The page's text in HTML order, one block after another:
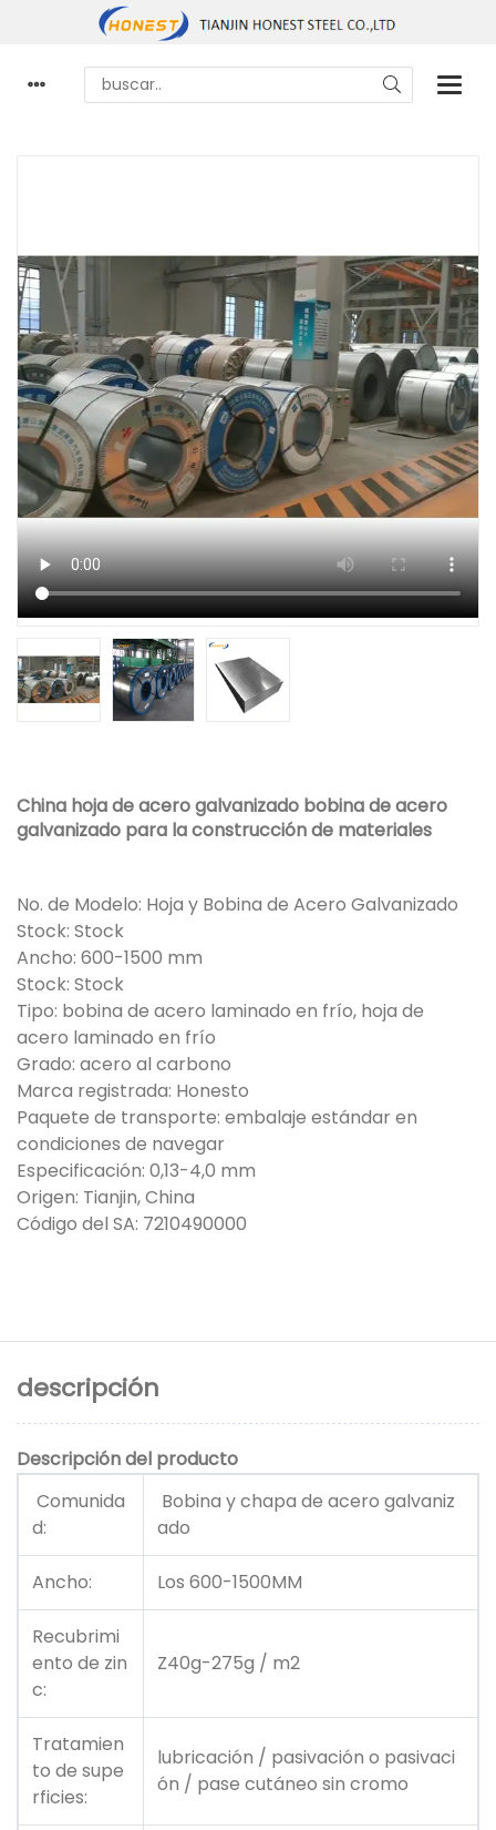
China hoja de acero galvanizado bobina de acero
galvanizado para la construcción de materiales
No. de Modelo: Hoja y Bobina de Acero Galvanizado
Stock: Stock
Ancho: 600-1500 mm
Stock: Stock
Tipo: bobina de acero laminado en frío, hoja de
acero laminado en frío
Grado: acero al carbono
Marca registrada: Honesto
Paquete de transporte: embalaje estándar en
condiciones de navegar
Especificación: 0,13-4,0 mm
Origen: Tianjin, China
Código del SA: 7210490000
descripción
Descripción del producto
Comunida
d:
Bobina y chapa de acero galvaniz
ado
Ancho: Los 600-1500MM
Recubrimi
ento de zin
c:
Z40g-275g / m2
Tratamien
to de supe
rficies:
lubricación / pasivación o pasivaci
ón / pase cutáneo sin cromo